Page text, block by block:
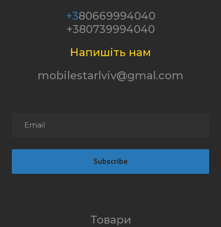
+380669994040
+380739994040
Напишіть нам
mobilestarlviv@gmal.com
Subscribe
Товари